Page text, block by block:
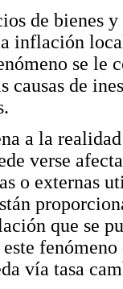
de bienes
inflación
se le
causas de
a la
verse
o externas
que se
vía tasa